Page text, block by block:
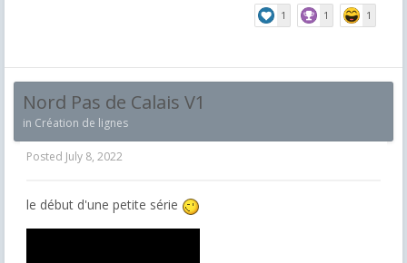
1 1 1
Nord Pas de Calais V1
in Création de lignes
Posted July 8, 2022
le début d'une petite série